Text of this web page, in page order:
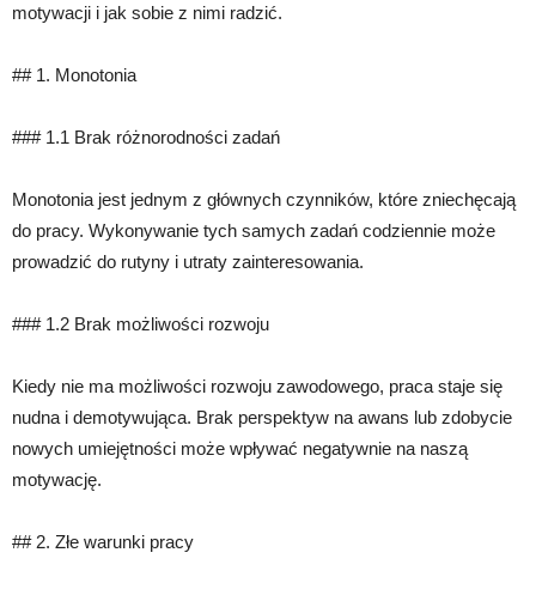
motywacji i jak sobie z nimi radzić.
## 1. Monotonia
### 1.1 Brak różnorodności zadań
Monotonia jest jednym z głównych czynników, które zniechęcają
do pracy. Wykonywanie tych samych zadań codziennie może
prowadzić do rutyny i utraty zainteresowania.
### 1.2 Brak możliwości rozwoju
Kiedy nie ma możliwości rozwoju zawodowego, praca staje się
nudna i demotywująca. Brak perspektyw na awans lub zdobycie
nowych umiejętności może wpływać negatywnie na naszą
motywację.
## 2. Złe warunki pracy